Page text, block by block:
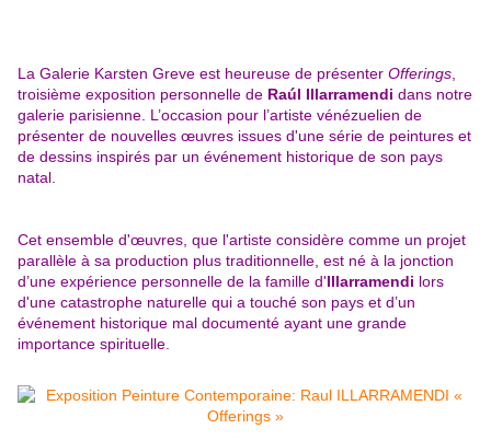
La Galerie Karsten Greve est heureuse de présenter Offerings
troisième exposition personnelle de Raúl Illarramendi dans notre
galerie parisienne. L’occasion pour l’artiste vénézuelien de
présenter de nouvelles œuvres issues d'une série de peintures et
de dessins inspirés par un événement historique de son pays
natal.
Cet ensemble d'œuvres, que l'artiste considère comme un projet
parallèle à sa production plus traditionnelle, est né à la jonction
d’une expérience personnelle de la famille d'Illarramendi lors
d'une catastrophe naturelle qui a touché son pays et d’un
événement historique mal documenté ayant une grande
importance spirituelle.